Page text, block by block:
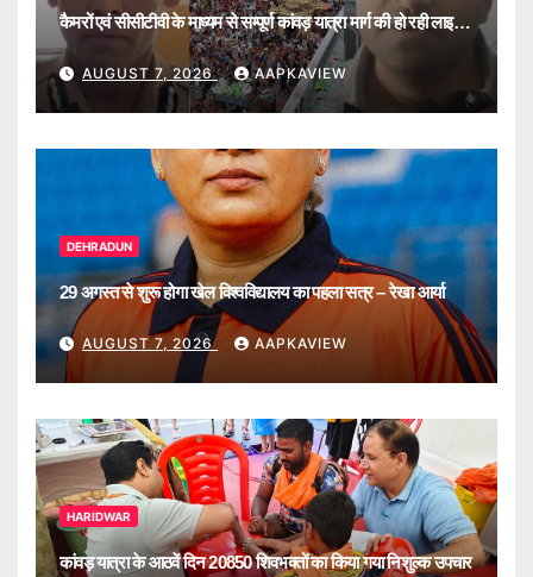
कैमरों एवं सीसीटीवी के माध्यम से सम्पूर्ण कांवड़ यात्रा मार्ग की हो रही लाइव
मॉनिटरिंग
AUGUST 7, 2026 AAPKAVIEW
DEHRADUN
29 अगस्त से शुरू होगा खेल विश्वविद्यालय का पहला सत्र – रेखा आर्या
AUGUST 7, 2026 AAPKAVIEW
HARIDWAR
कांवड़ यात्रा के आठवें दिन 20850 शिवभक्तों का किया गया निशुल्क उपचार